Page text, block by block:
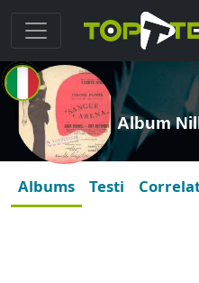
Album
Albums Testi